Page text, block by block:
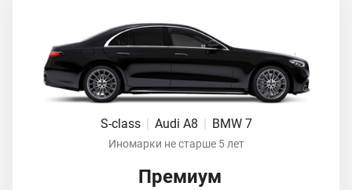
S-class | Audi A8 | BMW 7
Иномарки не старше 5 лет
Премиум